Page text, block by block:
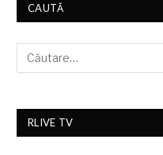
CAUTĂ
RLIVE TV